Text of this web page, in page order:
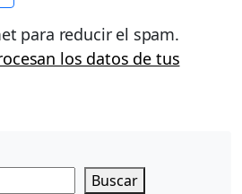
para reducir el spam.
los datos de tus
Buscar